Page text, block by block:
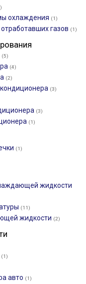
охлаждения (1)
газов (1)
(5)
(4)
(2)
(3)
(3)
(1)
(1)
жидкости
(11)
жидкости (2)
(1)
авто (1)